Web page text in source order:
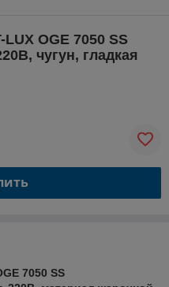
OGE 7050 SS
чугун, гладкая
7050 SS